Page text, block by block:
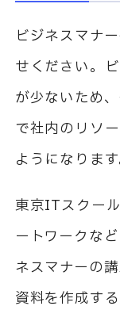
ビジネスマナ
せください。
が少ないため
で社内のリソ
ようになります
東京ITスクー
ートワークな
ネスマナーの
資料を作成す